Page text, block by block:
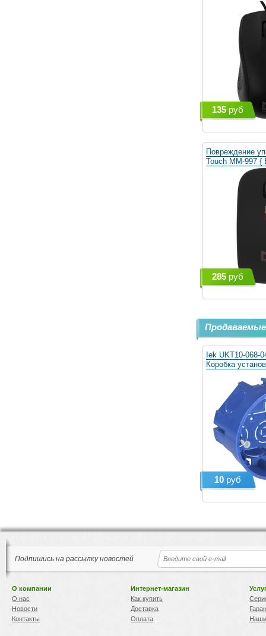
135 руб
Повреждение
Touch MM-997 {
285 руб
Продаваемые
Iek UKT10-068-
Коробка
10 руб
Подпишись на рассылку новостей
О компании
О нас
Новости
Контакты
Интернет-магазин
Как купить
Доставка
Оплата